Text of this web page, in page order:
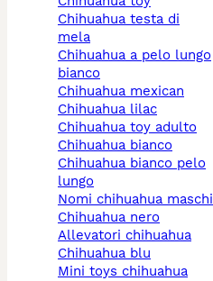
chihuahua testa di
mela
chihuahua a pelo lungo
bianco
chihuahua mexican
chihuahua lilac
chihuahua toy adulto
chihuahua bianco
chihuahua bianco pelo
lungo
nomi chihuahua maschi
chihuahua nero
allevatori chihuahua
chihuahua blu
mini toys chihuahua